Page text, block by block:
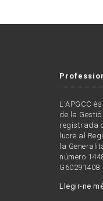
L'APGCC
de la
registrada
lucre al
la
número
G60291408
Llegir-ne